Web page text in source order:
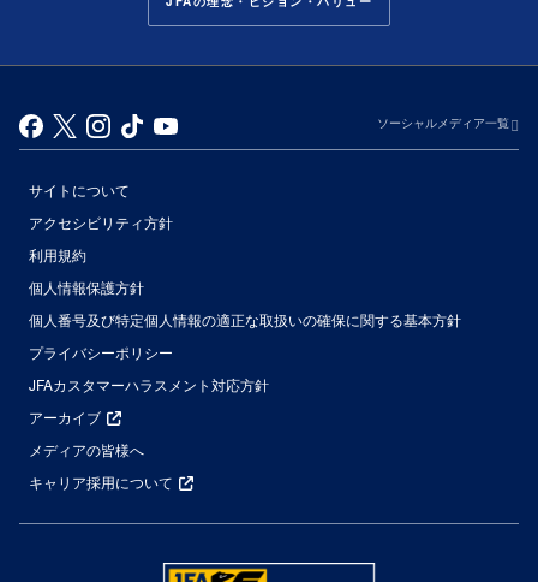
ソーシャルメディア一覧
サイトについて
アクセシビリティ方針
利用規約
個人情報保護方針
個人番号及び特定個人情報の適正な取扱いの確保に関する基本方針
プライバシーポリシー
JFAカスタマーハラスメント対応方針
アーカイブ
メディアの皆様へ
キャリア採用について